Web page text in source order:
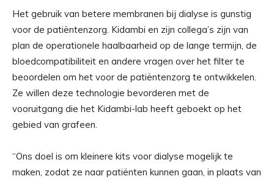
Het gebruik van betere membranen bij dialyse is gunstig
voor de patiëntenzorg. Kidambi en zijn collega’s zijn van
plan de operationele haalbaarheid op de lange termijn, de
bloedcompatibiliteit en andere vragen over het filter te
beoordelen om het voor de patiëntenzorg te ontwikkelen.
Ze willen deze technologie bevorderen met de
vooruitgang die het Kidambi-lab heeft geboekt op het
gebied van grafeen.
“Ons doel is om kleinere kits voor dialyse mogelijk te
maken, zodat ze naar patiënten kunnen gaan, in plaats van